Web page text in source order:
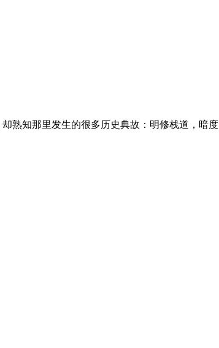
熟知那里发生的很多历史典故：明修栈道，